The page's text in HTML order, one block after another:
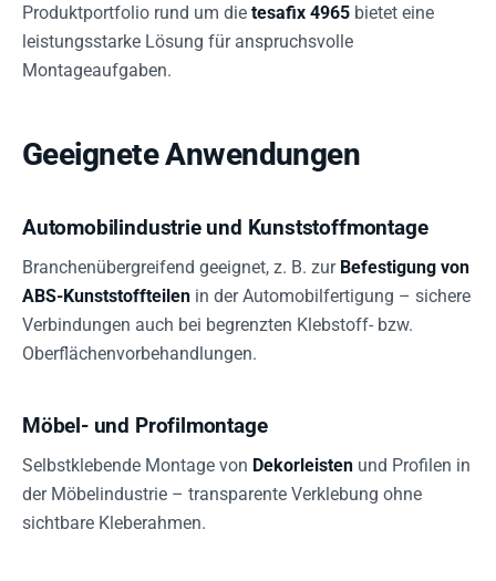
Produktportfolio rund um die tesafix 4965 bietet eine
leistungsstarke Lösung für anspruchsvolle
Montageaufgaben.
Geeignete Anwendungen
Automobilindustrie und Kunststoffmontage
Branchenübergreifend geeignet, z. B. zur Befestigung von
ABS-Kunststoffteilen in der Automobilfertigung – sichere
Verbindungen auch bei begrenzten Klebstoff- bzw.
Oberflächenvorbehandlungen.
Möbel- und Profilmontage
Selbstklebende Montage von Dekorleisten und Profilen in
der Möbelindustrie – transparente Verklebung ohne
sichtbare Kleberahmen.